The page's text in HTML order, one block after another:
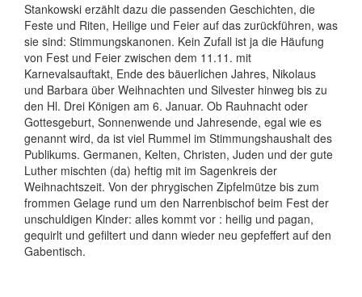
Stankowski erzählt dazu die passenden Geschichten, die
Feste und Riten, Heilige und Feier auf das zurückführen, was
sie sind: Stimmungskanonen. Kein Zufall ist ja die Häufung
von Fest und Feier zwischen dem 11.11. mit
Karnevalsauftakt, Ende des bäuerlichen Jahres, Nikolaus
und Barbara über Weihnachten und Silvester hinweg bis zu
den Hl. Drei Königen am 6. Januar. Ob Rauhnacht oder
Gottesgeburt, Sonnenwende und Jahresende, egal wie es
genannt wird, da ist viel Rummel im Stimmungshaushalt des
Publikums. Germanen, Kelten, Christen, Juden und der gute
Luther mischten (da) heftig mit im Sagenkreis der
Weihnachtszeit. Von der phrygischen Zipfelmütze bis zum
frommen Gelage rund um den Narrenbischof beim Fest der
unschuldigen Kinder: alles kommt vor : heilig und pagan,
gequirlt und gefiltert und dann wieder neu gepfeffert auf den
Gabentisch.